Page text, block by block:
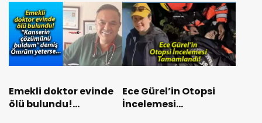
Emekli doktor evinde
ölü bulundu!
Ece Gürel’in Otopsi
İncelemesi